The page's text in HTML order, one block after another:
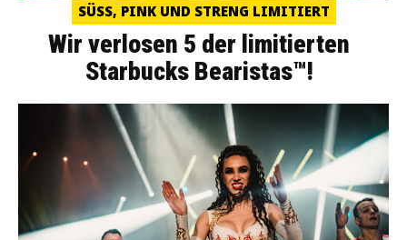
SÜSS, PINK UND STRENG LIMITIERT
Wir verlosen 5 der limitierten
Starbucks Bearistas™!